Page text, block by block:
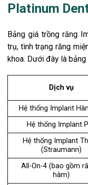
Platinum
Bảng giá trồng răng
trụ, tình trạng răng
khoa. Dưới đây là
Dịch vụ
Hệ thống Implant
Hệ thống Implant
Hệ thống Implant
(Straumann)
All-On-4 (bao gồm
hàm)